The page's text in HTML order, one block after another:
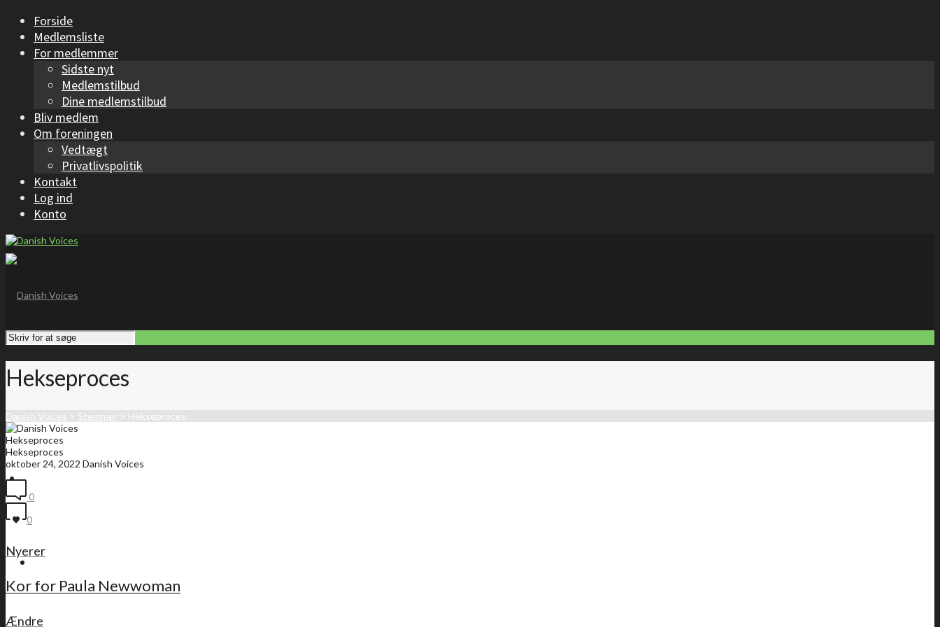
Forside
Medlemsliste
For medlemmer
Sidste nyt
Medlemstilbud
Dine medlemstilbud
Bliv medlem
Om foreningen
Vedtægt
Privatlivspolitik
Kontakt
Log ind
Konto
Forside
Medlemsliste
Hekseproces
Danish Voices > Stemmer > Hekseproces
Hekseproces
Hekseproces
oktober 24, 2022 Danish Voices
0
0
Nyerer
Kor for Paula Newwoman
Ændre